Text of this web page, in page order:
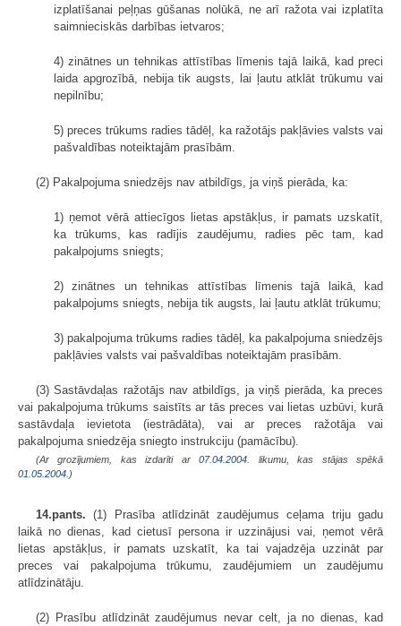
izplatīšanai peļņas gūšanas nolūkā, ne arī ražota vai izplatīta
saimnieciskās darbības ietvaros;
4) zinātnes un tehnikas attīstības līmenis tajā laikā, kad preci
laida apgrozībā, nebija tik augsts, lai ļautu atklāt trūkumu vai
nepilnību;
5) preces trūkums radies tādēļ, ka ražotājs pakļāvies valsts vai
pašvaldības noteiktajām prasībām.
(2) Pakalpojuma sniedzējs nav atbildīgs, ja viņš pierāda, ka:
1) ņemot vērā attiecīgos lietas apstākļus, ir pamats uzskatīt,
ka trūkums, kas radījis zaudējumu, radies pēc tam, kad
pakalpojums sniegts;
2) zinātnes un tehnikas attīstības līmenis tajā laikā, kad
pakalpojums sniegts, nebija tik augsts, lai ļautu atklāt trūkumu;
3) pakalpojuma trūkums radies tādēļ, ka pakalpojuma sniedzējs
pakļāvies valsts vai pašvaldības noteiktajām prasībām.
(3) Sastāvdaļas ražotājs nav atbildīgs, ja viņš pierāda, ka preces
vai pakalpojuma trūkums saistīts ar tās preces vai lietas uzbūvi, kurā
sastāvdaļa ievietota (iestrādāta), vai ar preces ražotāja vai
pakalpojuma sniedzēja sniegto instrukciju (pamācību).
(Ar grozījumiem, kas izdarīti ar07.04.2004 . likumu, kas stājas spēkā
01.05.2004. )
14.pants. (1) Prasība atlīdzināt zaudējumus ceļama triju gadu
laikā no dienas, kad cietusī persona ir uzzinājusi vai, ņemot vērā
lietas apstākļus, ir pamats uzskatīt, ka tai vajadzēja uzzināt par
preces vai pakalpojuma trūkumu, zaudējumiem un zaudējumu
atlīdzinātāju.
(2) Prasību atlīdzināt zaudējumus nevar celt, ja no dienas, kad